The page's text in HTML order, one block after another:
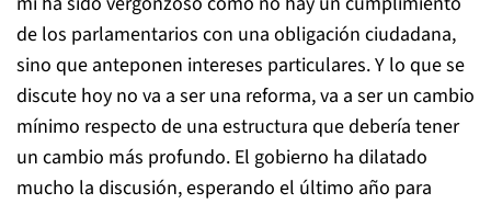
de los parlamentarios con una obligación ciudadana,
sino que anteponen intereses particulares. Y lo que se
discute hoy no va a ser una reforma, va a ser un cambio
mínimo respecto de una estructura que debería tener
un cambio más profundo. El gobierno ha dilatado
mucho la discusión, esperando el último año para